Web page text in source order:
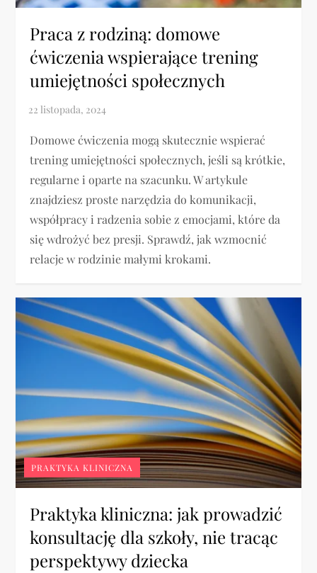
Praca z rodziną: domowe
ćwiczenia wspierające trening
umiejętności społecznych
Domowe ćwiczenia mogą skutecznie wspierać
trening umiejętności społecznych, jeśli są krótkie,
regularne i oparte na szacunku. W artykule
znajdziesz proste narzędzia do komunikacji,
współpracy i radzenia sobie z emocjami, które da
się wdrożyć bez presji. Sprawdź, jak wzmocnić
relacje w rodzinie małymi krokami.
PRAKTYKA KLINICZNA
Praktyka kliniczna: jak prowadzić
konsultację dla szkoły, nie tracąc
perspektywy dziecka